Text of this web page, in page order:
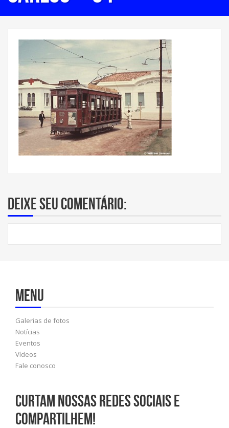
Deixe seu comentário:
Menu
Galerias de fotos
Notícias
Eventos
Vídeos
Fale conosco
Curtam nossas redes sociais e
compartilhem!